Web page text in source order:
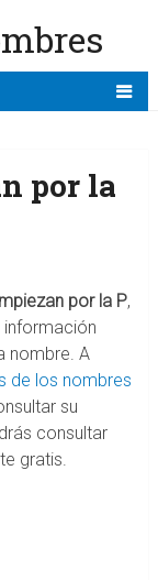
por la
por la P,
información
nombre. A
de los nombres
su
consultar
gratis.